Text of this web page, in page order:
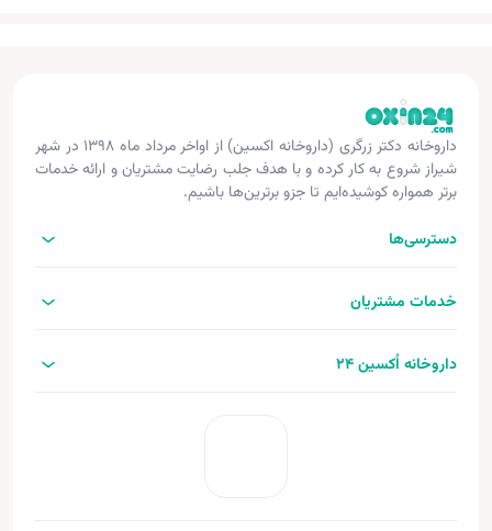
داروخانه دکتر زرگری (داروخانه اکسین) از اواخر مرداد ماه ۱۳۹۸ در شهر
شیراز شروع به کار کرده و با هدف جلب رضایت مشتریان و ارائه خدمات
برتر همواره کوشیده‌ایم تا جزو برترین‌ها باشیم.
دسترسی‌ها
خدمات مشتریان
داروخانه اُکسین 24